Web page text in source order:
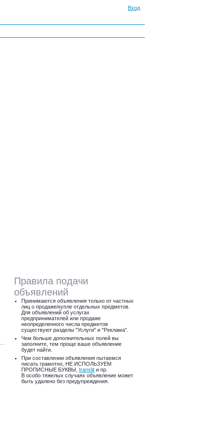
Вход
Правила подачи
объявлений
Принимаются объявления только от частных
лиц о продаже/купле отдельных предметов.
Для объявлений об услугах
предпринимателей или продаже
неопределенного числа предметов
существуют разделы "Услуги" и "Реклама".
Чем больше дополнительных полей вы
заполните, тем проще ваше объявление
будет найти.
При составлении объявления пытаемся
писать грамотно, НЕ ИСПОЛЬЗУЕМ
ПРОПИСНЫЕ БУКВЫ, translit и пр.
В особо тяжелых случаях объявление может
быть удалено без предупреждения.